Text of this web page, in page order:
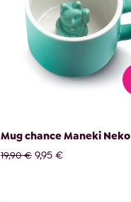
Mug chance Maneki Neko
19,90 € 9,95 €